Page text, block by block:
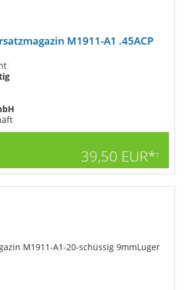
M1911-A1 .45ACP
39,50 EUR*1